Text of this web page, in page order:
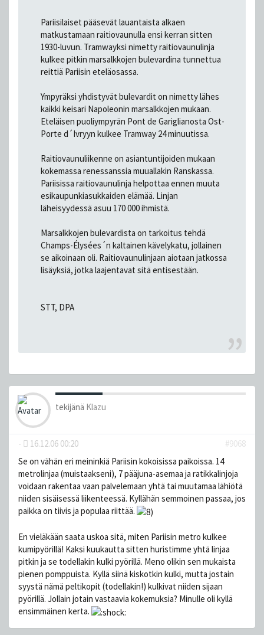
Pariisilaiset pääsevät lauantaista alkaen
matkustamaan raitiovaunulla ensi kerran sitten
1930-luvun. Tramwayksi nimetty raitiovaunulinja
kulkee pitkin marsalkkojen bulevardina tunnettua
reittiä Pariisin eteläosassa.
Ympyräksi yhdistyvät bulevardit on nimetty lähes
kaikki keisari Napoleonin marsalkkojen mukaan.
Eteläisen puoliympyrän Pont de Gariglianosta Ost-
Porte d´Ivryyn kulkee Tramway 24 minuutissa.
Raitiovaunuliikenne on asiantuntijoiden mukaan
kokemassa renessanssia muuallakin Ranskassa.
Pariisissa raitiovaunulinja helpottaa ennen muuta
esikaupunkiasukkaiden elämää. Linjan
läheisyydessä asuu 170 000 ihmistä.
Marsalkkojen bulevardista on tarkoitus tehdä
Champs-Élysées´n kaltainen kävelykatu, jollainen
se aikoinaan oli. Raitiovaunulinjaan aiotaan jatkossa
lisäyksiä, jotka laajentavat sitä entisestään.
STT, DPA
tekijänä Klazu
- 16.12.06 00:20
#9068
Se on vähän eri meininkiä Pariisin kokoisissa paikoissa. 14
metrolinjaa (muistaakseni), 7 pääjuna-asemaa ja ratikkalinjoja
voidaan rakentaa vaan palvelemaan yhtä tai muutamaa lähiötä
niiden sisäisessä liikenteessä. Kyllähän semmoinen passaa, jos
paikka on tiivis ja populaa riittää.
En vieläkään saata uskoa sitä, miten Pariisin metro kulkee
kumipyörillä! Kaksi kuukautta sitten huristimme yhtä linjaa
pitkin ja se todellakin kulki pyörillä. Meno olikin sen mukaista
pienen pomppuista. Kyllä siinä kiskotkin kulki, mutta jostain
syystä nämä peltikopit (todellakin!) kulkivat niiden sijaan
pyörillä. Jollain jotain vastaavia kokemuksia? Minulle oli kyllä
ensimmäinen kerta.